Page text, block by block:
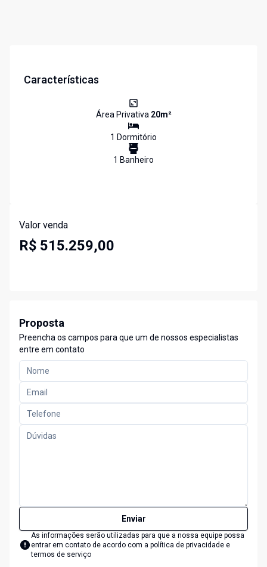
Características
Área Privativa 20m²
1 Dormitório
1 Banheiro
Valor venda
R$ 515.259,00
Proposta
Preencha os campos para que um de nossos especialistas
entre em contato
Enviar
As informações serão utilizadas para que a nossa equipe possa
entrar em contato de acordo com a política de privacidade e
termos de serviço